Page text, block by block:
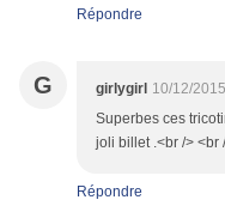
Répondre
G girlygirl 10/12/
Superbes ces
joli billet .<br /> <br
Répondre